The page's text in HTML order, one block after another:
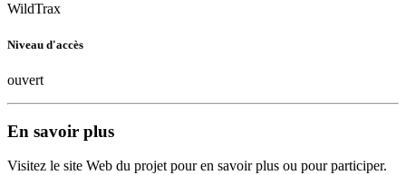
WildTrax
Niveau d'accès
ouvert
En savoir plus
Visitez le site Web du projet pour en savoir plus ou pour participer.